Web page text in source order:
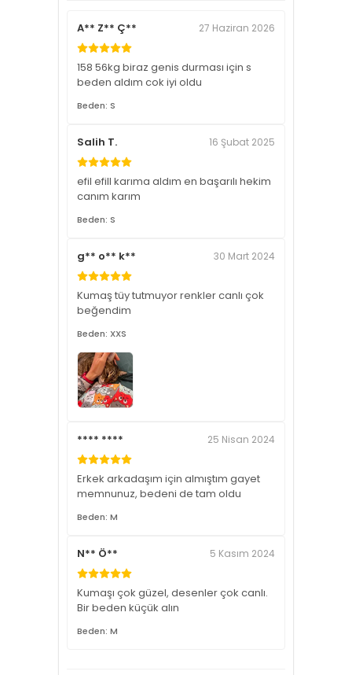
A** Z** Ç** 27 Haziran 2026
158 56kg biraz genis durması için s
beden aldım cok iyi oldu
Beden: S
Salih T. 16 Şubat 2025
efil efill karıma aldım en başarılı hekim
canım karım
Beden: S
g** o** k** 30 Mart 2024
Kumaş tüy tutmuyor renkler canlı çok
beğendim
Beden: XXS
**** **** 25 Nisan 2024
Erkek arkadaşım için almıştım gayet
memnunuz, bedeni de tam oldu
Beden: M
N** Ö** 5 Kasım 2024
Kumaşı çok güzel, desenler çok canlı.
Bir beden küçük alın
Beden: M